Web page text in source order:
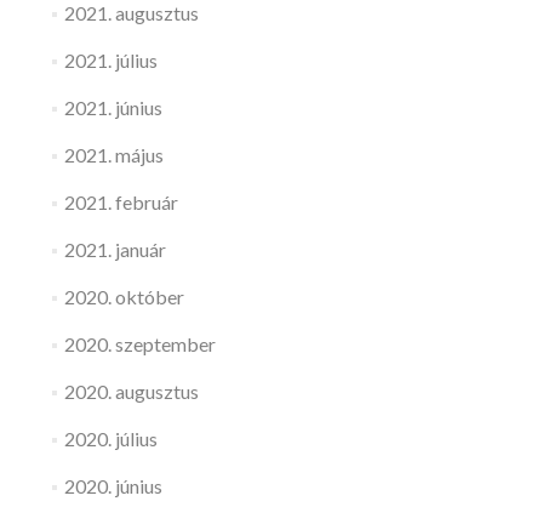
2021. augusztus
2021. július
2021. június
2021. május
2021. február
2021. január
2020. október
2020. szeptember
2020. augusztus
2020. július
2020. június